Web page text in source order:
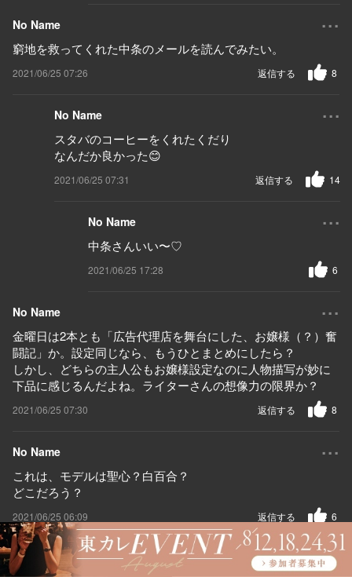
No Name ...
窮地を救ってくれた中条のメールを読んでみたい。
2021/06/25 07:26 8
返信する
No Name ...
スタバのコーヒーをくれたくだり
なんだか良かった😊
2021/06/25 07:31 14
返信する
No Name ...
中条さんいい〜♡
2021/06/25 17:28 6
No Name ...
金曜日は2本とも「広告代理店を舞台にした、お嬢様（？）奮
闘記」か。設定同じなら、もうひとまとめにしたら？
しかし、どちらの主人公もお嬢様設定なのに人物描写が妙に
下品に感じるんだよね。ライターさんの想像力の限界か？
2021/06/25 07:30 8
返信する
No Name ...
これは、モデルは聖心？白百合？
どこだろう？
2021/06/25 06:09 6
返信する
No Name ...